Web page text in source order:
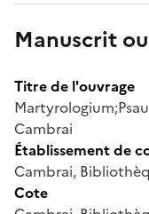
Manuscrit
Titre de l'ouvrage
Cambrai
Établissement de
Cambrai,
Cote